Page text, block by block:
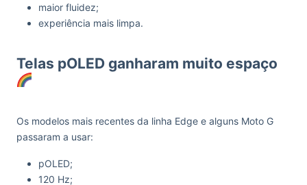
maior fluidez;
experiência mais limpa.
Telas pOLED ganharam muito espaço
Os modelos mais recentes da linha Edge e alguns Moto G
passaram a usar:
pOLED;
120 Hz;